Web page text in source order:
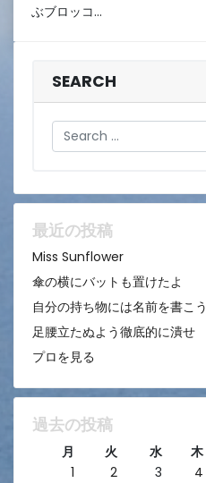
ぶブロッコ…
SEARCH
Search
最近の投稿
Miss Sunflower
傘の横にバットも置けたよ
自分の持ち物には名前を書こう
足腰立たぬよう徹底的に潰せ
プロを見る
過去の投稿
月 火 水 木
1
2 3 4